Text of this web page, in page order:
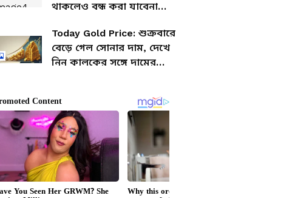
থাকলেও বন্ধ করা যাবেনা
কড়া নির্দেশ রিজার্ভ ব্যাঙ্কের
Today Gold Price: শুক্রবারে
বেড়ে গেল সোনার দাম, দেখে
নিন কালকের সঙ্গে দামের